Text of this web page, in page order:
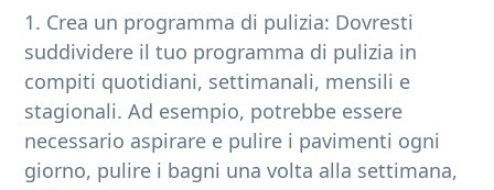
1. Crea un programma di pulizia: Dovresti
suddividere il tuo programma di pulizia in
compiti quotidiani, settimanali, mensili e
stagionali. Ad esempio, potrebbe essere
necessario aspirare e pulire i pavimenti ogni
giorno, pulire i bagni una volta alla settimana,